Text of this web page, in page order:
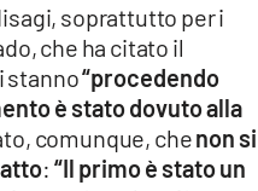
soprattutto per i
che ha citato il
stanno“procedendo
è stato dovuto alla
comunque, chenon si
: “Il primo è stato un